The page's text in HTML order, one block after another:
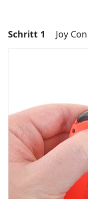
Schritt 1 Joy